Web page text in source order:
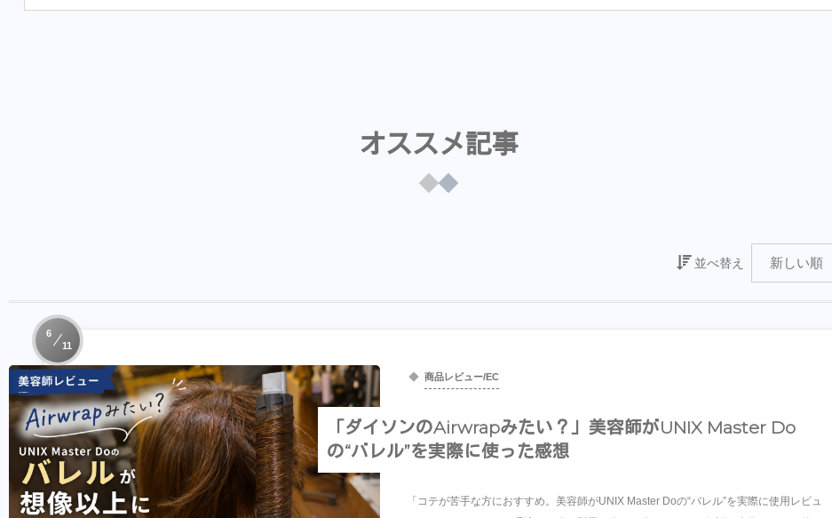
オススメ記事
並べ替え
商品レビュー/EC
「ダイソンのAirwrapみたい？」美容師がUNIX Master Do
の“バレル”を実際に使った感想
「コテが苦手な方におすすめ。美容師がUNIX Master Doの“バレル”を実際に使用レビュ
6
11